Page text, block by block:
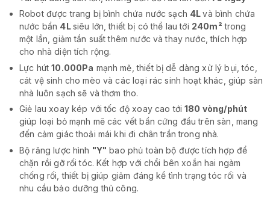
Robot được trang bị bình chứa nước sạch 4Lvà bình chứa
nước bẩn 4Lsiêu lớn, thiết bị có thể lau tới 240m² trong
một lần, giảm tần suất thêm nước và thay nước, thích hợp
cho nhà diện tích rộng.
Lực hút10.000Pa mạnh mẽ, thiết bị dễ dàng xử lý bụi, tóc,
cát vệ sinh cho mèo và các loại rác sinh hoạt khác, giúp sàn
nhà luôn sạch sẽ và thơm tho.
Giẻ lau xoay kép với tốc độ xoay cao tới180 vòng/phút
giúp loại bỏ mạnh mẽ các vết bẩn cứng đầu trên sàn, mang
đến cảm giác thoải mái khi đi chân trần trong nhà.
Bộ răng lược hình "Y" bao phủ toàn bộ được tích hợp để
chặn rồi gỡ rối tóc. Kết hợp với chổi bên xoắn hai ngàm
chống rối, thiết bị giúp giảm đáng kể tình trạng tóc rối và
nhu cầu bảo dưỡng thủ công.